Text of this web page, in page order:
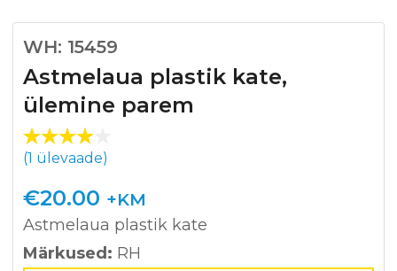
WH: 15459
Astmelaua plastik kate,
ülemine parem
Hinnat
ud
4.00 /5
1
kliendi
hinnan
gu
põhjal
(1 ülevaade)
€20.00 +KM
Astmelaua plastik kate
Märkused: RH